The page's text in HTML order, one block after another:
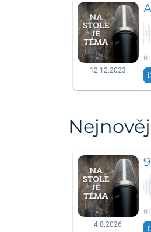
12.12.2023
4.8.2026